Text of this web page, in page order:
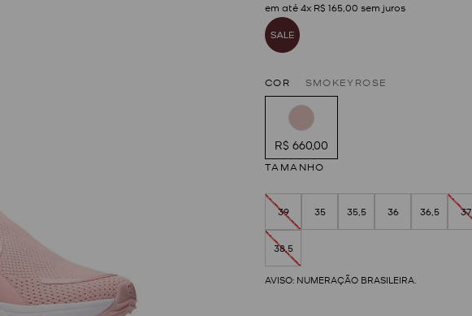
em até4x R$ 16500 sem juros
COR SMOKEYROSE
R$ 660,00
TAMANHO
39 35 35,5 36 36,5 37
38,5